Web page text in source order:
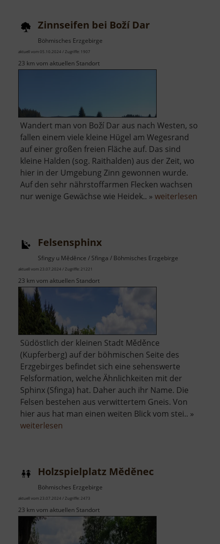
Zinnseifen bei Boží Dar
Böhmisches Erzgebirge
aktuell vom 05.10.2024 / Zugriffe: 1907
23 km vom aktuellen Standort
Wandert man von Boží Dar aus nach Westen, so
fallen einem viele kleine Hügel am Wegesrand
auf einer großen freien Fläche auf. Das sind
kleine Halden (sog. Raithalden) aus der Zeit, wo
hier in der Umgebung Zinn gewonnen wurde.
Auf den sehr nährstoffarmen Flecken wachsen
nur wenige Gewächse wie Heidek.. » weiterlesen
Felsensphinx
Sfingy u Měděnce / Sfinga / Böhmisches Erzgebirge
aktuell vom 23.07.2024 / Zugriffe: 21221
23 km vom aktuellen Standort
Südöstlich der kleinen Stadt Měděnce
(Kupferberg) auf der böhmischen Seite des
Erzgebirges befindet sich eine sehenswerte
Felsformation, welche Ähnlichkeiten mit der
Sphinx (Sfinga) hat. Daher auch ihr Name. Die
Felsen bestehen aus verwittertem Gneis. Von
hier aus hat man einen weiten Blick vom stei.. »
weiterlesen
Holzspielplatz Měděnec
Böhmisches Erzgebirge
aktuell vom 23.07.2024 / Zugriffe: 2473
23 km vom aktuellen Standort